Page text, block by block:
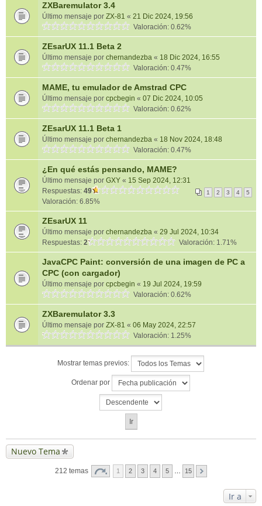
ZXBaremulator 3.4
Último mensaje por ZX-81 « 21 Dic 2024, 19:56
Valoración: 0.62%
ZEsarUX 11.1 Beta 2
Último mensaje por chernandezba « 18 Dic 2024, 16:55
Valoración: 0.47%
MAME, tu emulador de Amstrad CPC
Último mensaje por cpcbegin « 07 Dic 2024, 10:05
Valoración: 0.62%
ZEsarUX 11.1 Beta 1
Último mensaje por chernandezba « 18 Nov 2024, 18:48
Valoración: 0.47%
¿En qué estás pensando, MAME?
Último mensaje por GXY « 15 Sep 2024, 12:31
Respuestas: 49 1 2 3 4 5
Valoración: 6.85%
ZEsarUX 11
Último mensaje por chernandezba « 29 Jul 2024, 10:34
Respuestas: 2 Valoración: 1.71%
JavaCPC Paint: conversión de una imagen de PC a
CPC (con cargador)
Último mensaje por cpcbegin « 19 Jul 2024, 19:59
Valoración: 0.62%
ZXBaremulator 3.3
Último mensaje por ZX-81 « 06 May 2024, 22:57
Valoración: 1.25%
Mostrar temas previos:
Ordenar por
Nuevo Tema
212 temas 1 2 3 4 5 15
Ir a